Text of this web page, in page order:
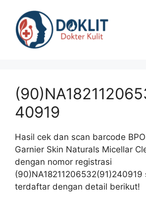
40919
Hasil cek dan scan barcode
Garnier Skin Naturals Micellar
dengan nomor registrasi
(90)NA18211206532(91)240919
terdaftar dengan detail berikut!